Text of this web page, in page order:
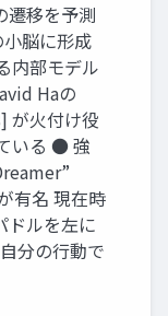
遷移を予測
脳に形成
内部モデル
Haの
が火付け役
いる ● 強
有名 現在時
ドルを左に
分の行動で